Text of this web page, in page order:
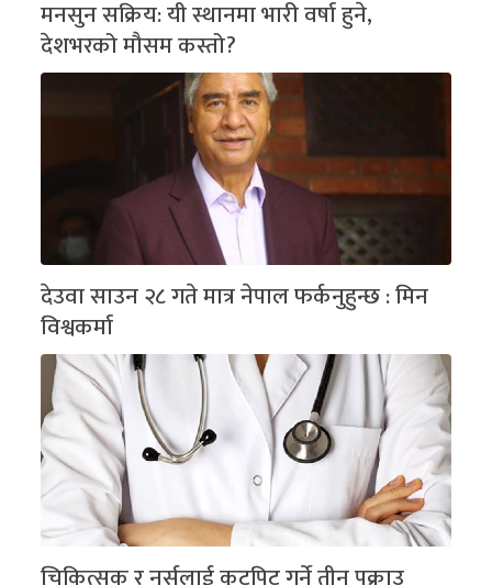
मनसुन सक्रिय: यी स्थानमा भारी वर्षा हुने,
देशभरको मौसम कस्तो?
देउवा साउन २८ गते मात्र नेपाल फर्कनुहुन्छ : मिन
विश्वकर्मा